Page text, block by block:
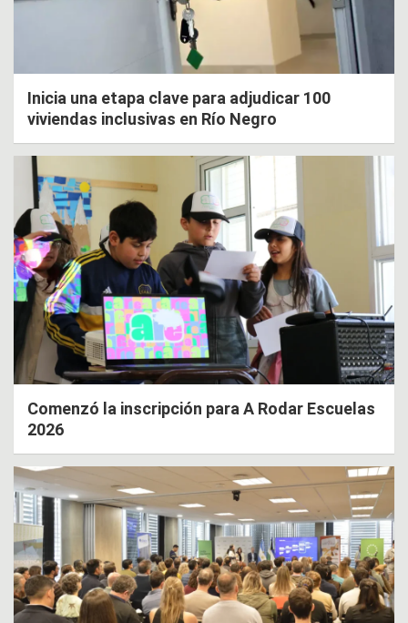
Inicia una etapa clave para adjudicar 100
viviendas inclusivas en Río Negro
Comenzó la inscripción para A Rodar Escuelas
2026